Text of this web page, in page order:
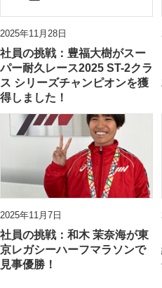
2025年11月28日
社員の挑戦：豊福大樹がスー
パー耐久レース2025 ST-2クラ
ス シリーズチャンピオンを獲
得しました！
2025年11月7日
社員の挑戦：和木 茉奈海が東
京レガシーハーフマラソンで
見事優勝！